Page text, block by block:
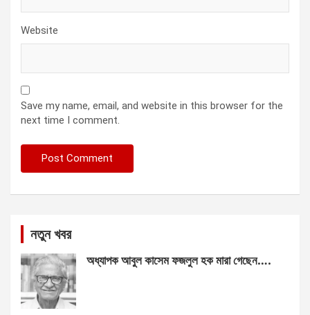
Website
Save my name, email, and website in this browser for the
next time I comment.
নতুন খবর
অধ্যাপক আবুল কাসেম ফজলুল হক মারা গেছেন….